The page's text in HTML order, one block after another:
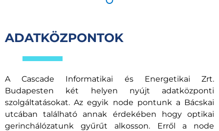
ADATKÖZPONTOK
A Cascade Informatikai és Energetikai Zrt.
Budapesten két helyen nyújt adatközponti
szolgáltatásokat. Az egyik node pontunk a Bácskai
utcában található annak érdekében hogy optikai
gerinchálózatunk gyűrűt alkosson. Erről a node